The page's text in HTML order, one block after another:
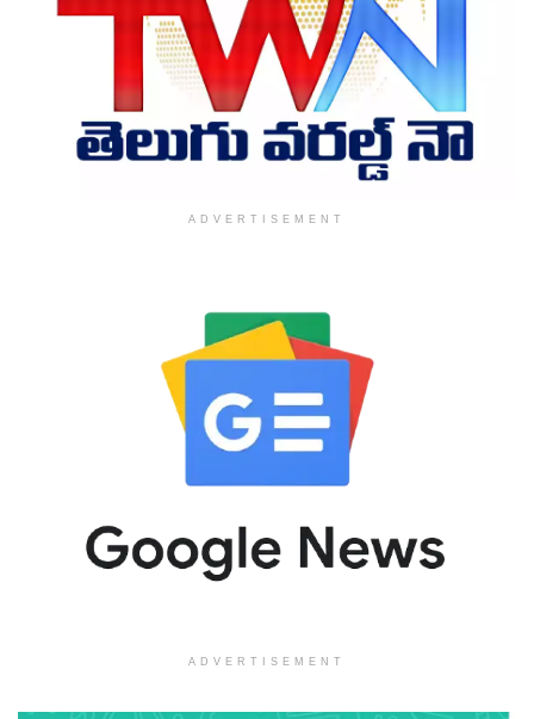
ADVERTISEMENT
ADVERTISEMENT